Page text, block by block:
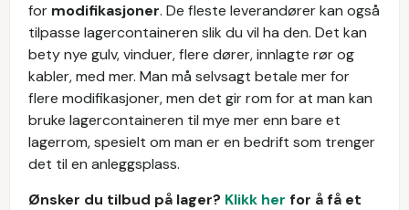
for modifikasjoner. De fleste leverandører kan også
tilpasse lagercontaineren slik du vil ha den. Det kan
bety nye gulv, vinduer, flere dører, innlagte rør og
kabler, med mer. Man må selvsagt betale mer for
flere modifikasjoner, men det gir rom for at man kan
bruke lagercontaineren til mye mer enn bare et
lagerrom, spesielt om man er en bedrift som trenger
det til en anleggsplass.
Ønsker du tilbud på lager? Klikk her for å få et